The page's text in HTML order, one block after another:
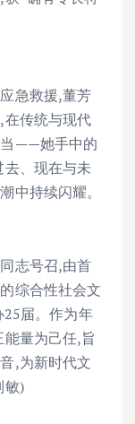
急救援,董芳
传统与现代
当——她手中的
、现在与未
中持续闪耀。
志号召,由首
综合性社会文
届。作为年
量为己任,旨
,为新时代文
敏)